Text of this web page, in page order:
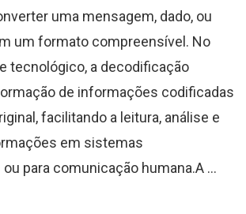
uma mensagem, dado, ou
um formato compreensível. No
tecnológico, a decodificação
de informações codificadas
facilitando a leitura, análise e
em sistemas
para comunicação humana.A ...